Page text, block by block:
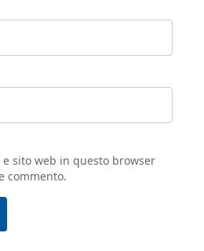
sito web in questo browser
commento.